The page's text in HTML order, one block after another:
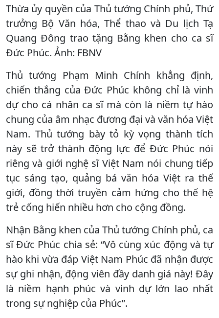
Thừa ủy quyền của Thủ tướng Chính phủ, Thứ
trưởng Bộ Văn hóa, Thể thao và Du lịch Tạ
Quang Đông trao tặng Bằng khen cho ca sĩ
Đức Phúc. Ảnh: FBNV
Thủ tướng Phạm Minh Chính khẳng định,
chiến thắng của Đức Phúc không chỉ là vinh
dự cho cá nhân ca sĩ mà còn là niềm tự hào
chung của âm nhạc đương đại và văn hóa Việt
Nam. Thủ tướng bày tỏ kỳ vọng thành tích
này sẽ trở thành động lực để Đức Phúc nói
riêng và giới nghệ sĩ Việt Nam nói chung tiếp
tục sáng tạo, quảng bá văn hóa Việt ra thế
giới, đồng thời truyền cảm hứng cho thế hệ
trẻ cống hiến nhiều hơn cho cộng đồng.
Nhận Bằng khen của Thủ tướng Chính phủ, ca
sĩ Đức Phúc chia sẻ: “Vô cùng xúc động và tự
hào khi vừa đáp Việt Nam Phúc đã nhận được
sự ghi nhận, động viên đầy danh giá này! Đây
là niềm hạnh phúc và vinh dự lớn lao nhất
trong sự nghiệp của Phúc”.